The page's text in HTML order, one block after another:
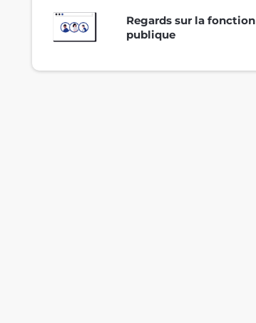
Regards sur la fonction
publique